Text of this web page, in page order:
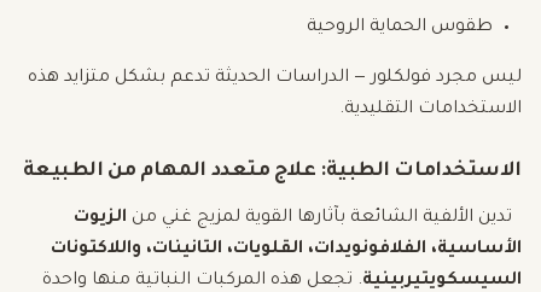
طقوس الحماية الروحية
ليس مجرد فولكلور — الدراسات الحديثة تدعم بشكل متزايد هذه
الاستخدامات التقليدية.
الاستخدامات الطبية: علاج متعدد المهام من الطبيعة
تدين الألفية الشائعة بآثارها القوية لمزيج غني من الزيوت
الأساسية، الفلافونويدات، القلويات، التانينات، واللاكتونات
السيسكويتيربينية. تجعل هذه المركبات النباتية منها واحدة